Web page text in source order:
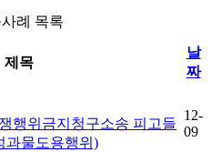
례 목록
제목
날
짜
행위금지청구소송 피고들
과물도용행위)
12-
09